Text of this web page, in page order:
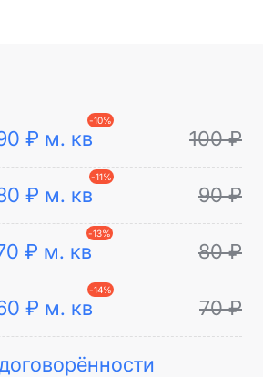
₽ м. кв
-10%
100₽
₽ м. кв
-11%
90₽
₽ м. кв
-13%
80₽
₽ м. кв
-14%
70₽